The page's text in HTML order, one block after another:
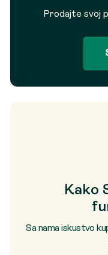
Prodajte svoj
Kako
Sa nama iskustvo